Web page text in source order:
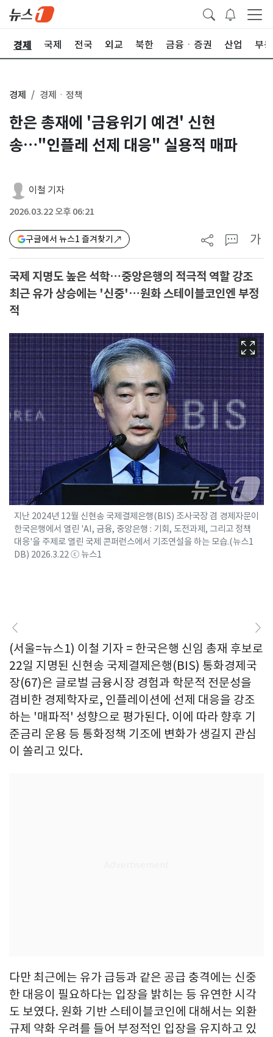
경제 국제 전국 외교 북한 금융ㆍ증권 산업 부
경제 경제ㆍ정책
한은 총재에 '금융위기 예견' 신현
송…"인플레 선제 대응" 실용적 매파
이철 기자
2026.03.22 오후 06:21
구글에서 뉴스1 즐겨찾기 가
국제 지명도 높은 석학…중앙은행의 적극적 역할 강조
최근 유가 상승에는 '신중'…원화 스테이블코인엔 부정
적
지난 2024년 12월 신현송 국제결제은행(BIS) 조사국장 겸 경제자문이
한국은행에서 열린 'AI, 금융, 중앙은행 : 기회, 도전과제, 그리고 정책
대응'을 주제로 열린 국제 콘퍼런스에서 기조연설을 하는 모습.(뉴스1
DB) 2026.3.22 ⓒ 뉴스1
(서울=뉴스1) 이철 기자 = 한국은행 신임 총재 후보로
22일 지명된 신현송 국제결제은행(BIS) 통화경제국
장(67)은 글로벌 금융시장 경험과 학문적 전문성을
겸비한 경제학자로, 인플레이션에 선제 대응을 강조
하는 '매파적' 성향으로 평가된다. 이에 따라 향후 기
준금리 운용 등 통화정책 기조에 변화가 생길지 관심
이 쏠리고 있다.
다만 최근에는 유가 급등과 같은 공급 충격에는 신중
한 대응이 필요하다는 입장을 밝히는 등 유연한 시각
도 보였다. 원화 기반 스테이블코인에 대해서는 외환
규제 약화 우려를 들어 부정적인 입장을 유지하고 있